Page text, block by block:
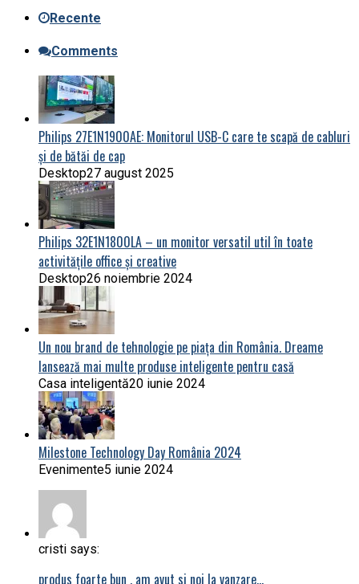
Recente
Comments
Philips 27E1N1900AE: Monitorul USB-C care te scapă de cabluri
și de bătăi de cap
Desktop27 august 2025
Philips 32E1N1800LA – un monitor versatil util în toate
activitățile office și creative
Desktop26 noiembrie 2024
Un nou brand de tehnologie pe piața din România. Dreame
lansează mai multe produse inteligente pentru casă
Casa inteligentă20 iunie 2024
Milestone Technology Day România 2024
Evenimente5 iunie 2024
cristi says:
produs foarte bun , am avut si noi la vanzare…